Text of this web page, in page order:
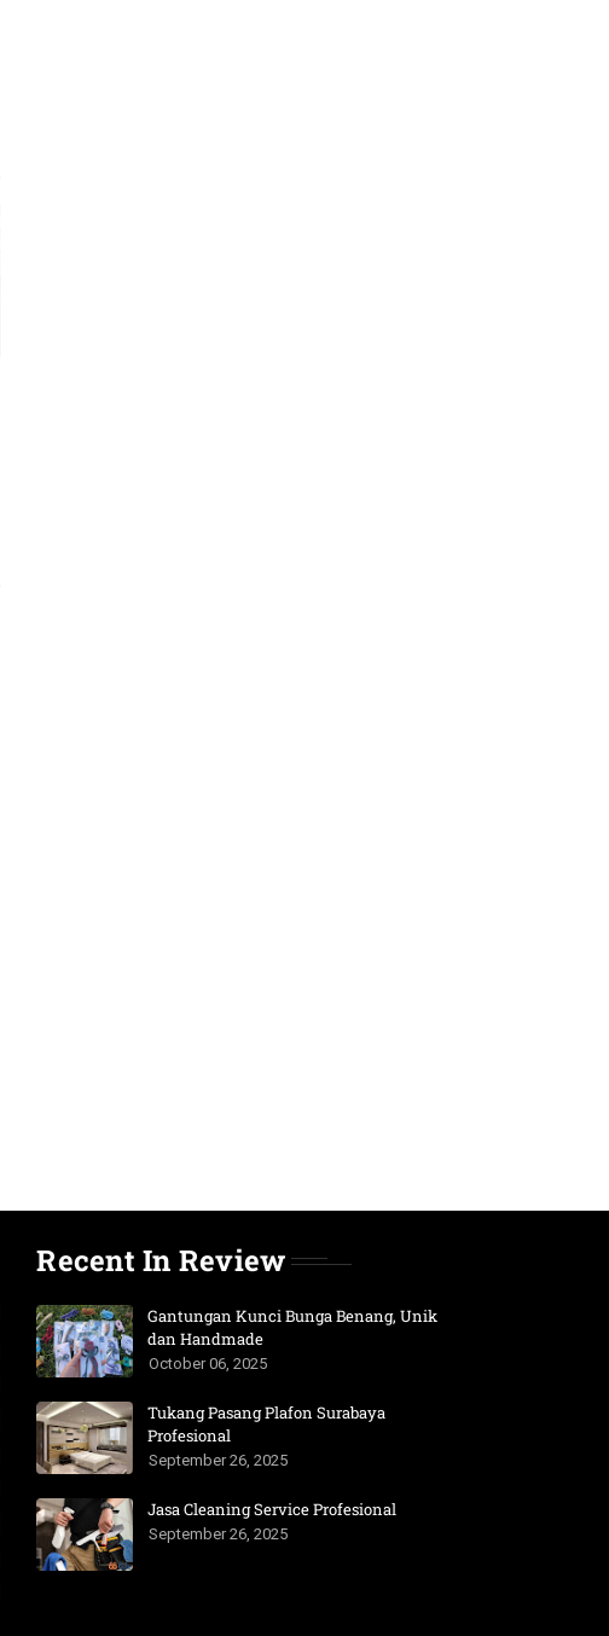
Recent In Review
Gantungan Kunci Bunga Benang, Unik
dan Handmade
October 06, 2025
Tukang Pasang Plafon Surabaya
Profesional
September 26, 2025
Jasa Cleaning Service Profesional
September 26, 2025